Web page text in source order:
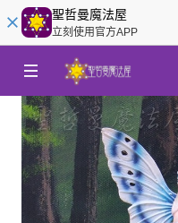
聖哲曼魔法屋
立刻使用官方APP